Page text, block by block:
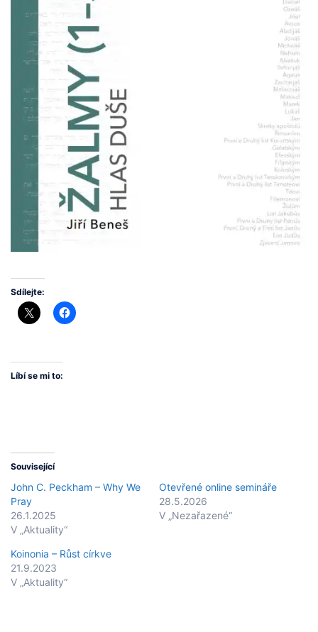
Sdílejte:
Líbí se mi to:
Související
John C. Peckham – Why We
Pray
26.1.2025
V „Aktuality“
Otevřené online semináře
28.5.2026
V „Nezařazené“
Koinonia – Růst církve
21.9.2023
V „Aktuality“